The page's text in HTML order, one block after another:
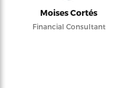
Moises Cortés
Financial Consultant